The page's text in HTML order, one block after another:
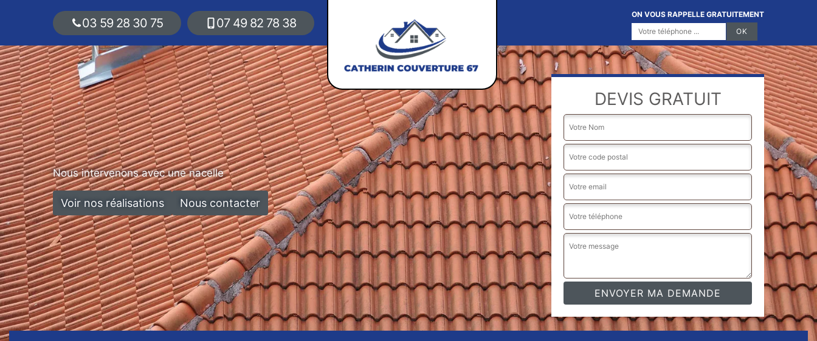
03 59 28 30 75 07 49 82 78 38
ON VOUS RAPPELLE GRATUITEMENT
Nous intervenons avec une nacelle
Voir nos réalisations Nous contacter
DEVIS GRATUIT